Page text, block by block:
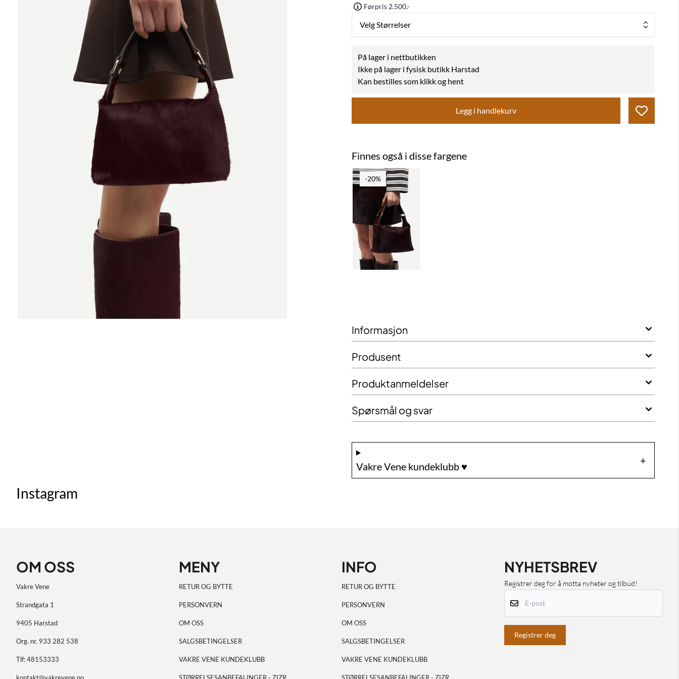
Førpris 2.500,-
Velg Størrelser
På lager i nettbutikken
Ikke på lager i fysisk butikk Harstad
Kan bestilles som klikk og hent
Legg i handlekurv
Finnes også i disse fargene
-20%
Informasjon
Produsent
Produktanmeldelser
Spørsmål og svar
Vakre Vene kundeklubb ♥️
Instagram
OM OSS
Vakre Vene
Strandgata 1
9405 Harstad
Org. nr. 933 282 538
Tlf:48153333
kontakt@vakrevene.no
MENY
RETUR OG BYTTE
PERSONVERN
OM OSS
SALGSBETINGELSER
VAKRE VENE KUNDEKLUBB
STØRRELSESANBEFALINGER - ZIZR
INFO
RETUR OG BYTTE
PERSONVERN
OM OSS
SALGSBETINGELSER
VAKRE VENE KUNDEKLUBB
STØRRELSESANBEFALINGER - ZIZR
NYHETSBREV
Registrer deg for å motta nyheter og tilbud!
E-post
Registrer deg